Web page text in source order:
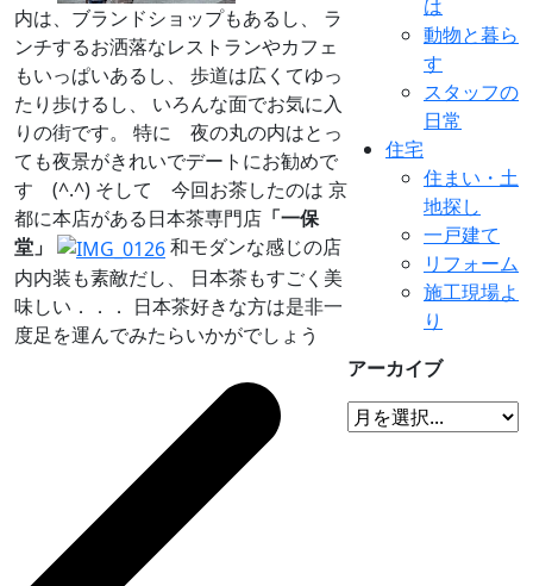
内は、ブランドショップもあるし、 ラ
ンチするお洒落なレストランやカフェ
もいっぱいあるし、 歩道は広くてゆっ
たり歩けるし、 いろんな面でお気に入
りの街です。 特に 夜の丸の内はとっ
ても夜景がきれいでデートにお勧めで
す (^.^) そして 今回お茶したのは 京
都に本店がある日本茶専門店 「一保
堂」
和モダンな感じの店
内内装も素敵だし、 日本茶もすごく美
味しい．．． 日本茶好きな方は是非一
度足を運んでみたらいかがでしょう
は
動物と暮ら
す
スタッフの
日常
住宅
住まい・土
地探し
一戸建て
リフォーム
施工現場よ
り
アーカイブ